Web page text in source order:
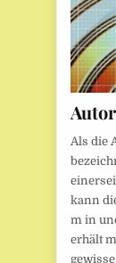
Als die
kann
m in
erhält